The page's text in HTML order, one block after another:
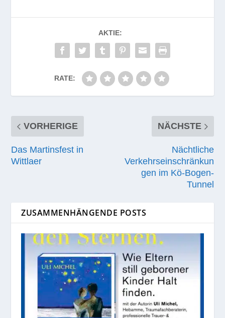
AKTIE:
RATE:
VORHERIGE
Das Martinsfest in
Wittlaer
NÄCHSTE
Nächtliche
Verkehrseinschränkun
gen im Kö-Bogen-
Tunnel
ZUSAMMENHÄNGENDE POSTS